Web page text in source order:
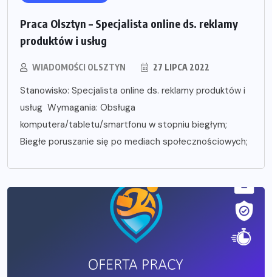
Praca Olsztyn – Specjalista online ds. reklamy
produktów i usług
WIADOMOŚCI OLSZTYN 27 LIPCA 2022
Stanowisko: Specjalista online ds. reklamy produktów i
usług Wymagania: Obsługa
komputera/tabletu/smartfonu w stopniu biegłym;
Biegłe poruszanie się po mediach społecznościowych;